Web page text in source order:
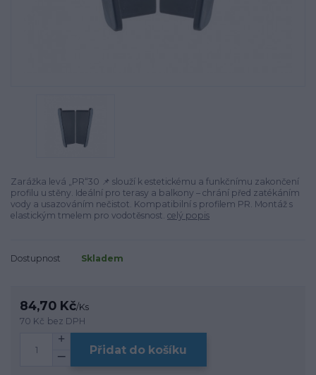
Zarážka levá „PR“30 📌 slouží k estetickému a funkčnímu zakončení
profilu u stěny. Ideální pro terasy a balkony – chrání před zatékáním
vody a usazováním nečistot. Kompatibilní s profilem PR. Montáž s
elastickým tmelem pro vodotěsnost. celý popis
Dostupnost Skladem
84,70 Kč/Ks
70 Kč bez DPH
Přidat do košíku